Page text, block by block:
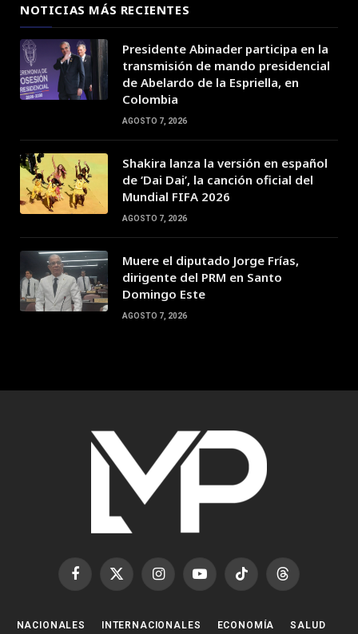
NOTICIAS MÁS RECIENTES
Presidente Abinader participa en la
transmisión de mando presidencial
de Abelardo de la Espriella, en
Colombia
AGOSTO 7, 2026
Shakira lanza la versión en español
de ‘Dai Dai’, la canción oficial del
Mundial FIFA 2026
AGOSTO 7, 2026
Muere el diputado Jorge Frías,
dirigente del PRM en Santo
Domingo Este
AGOSTO 7, 2026
Facebook
X
InstagramYouTubeTikTok Threads
NACIONALES INTERNACIONALES ECONOMÍA SALUD